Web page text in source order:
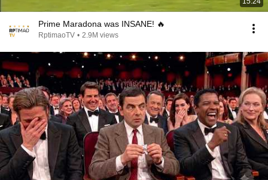
Prime Maradona was INSANE! 🔥
RptimaoTV • 2.9M views